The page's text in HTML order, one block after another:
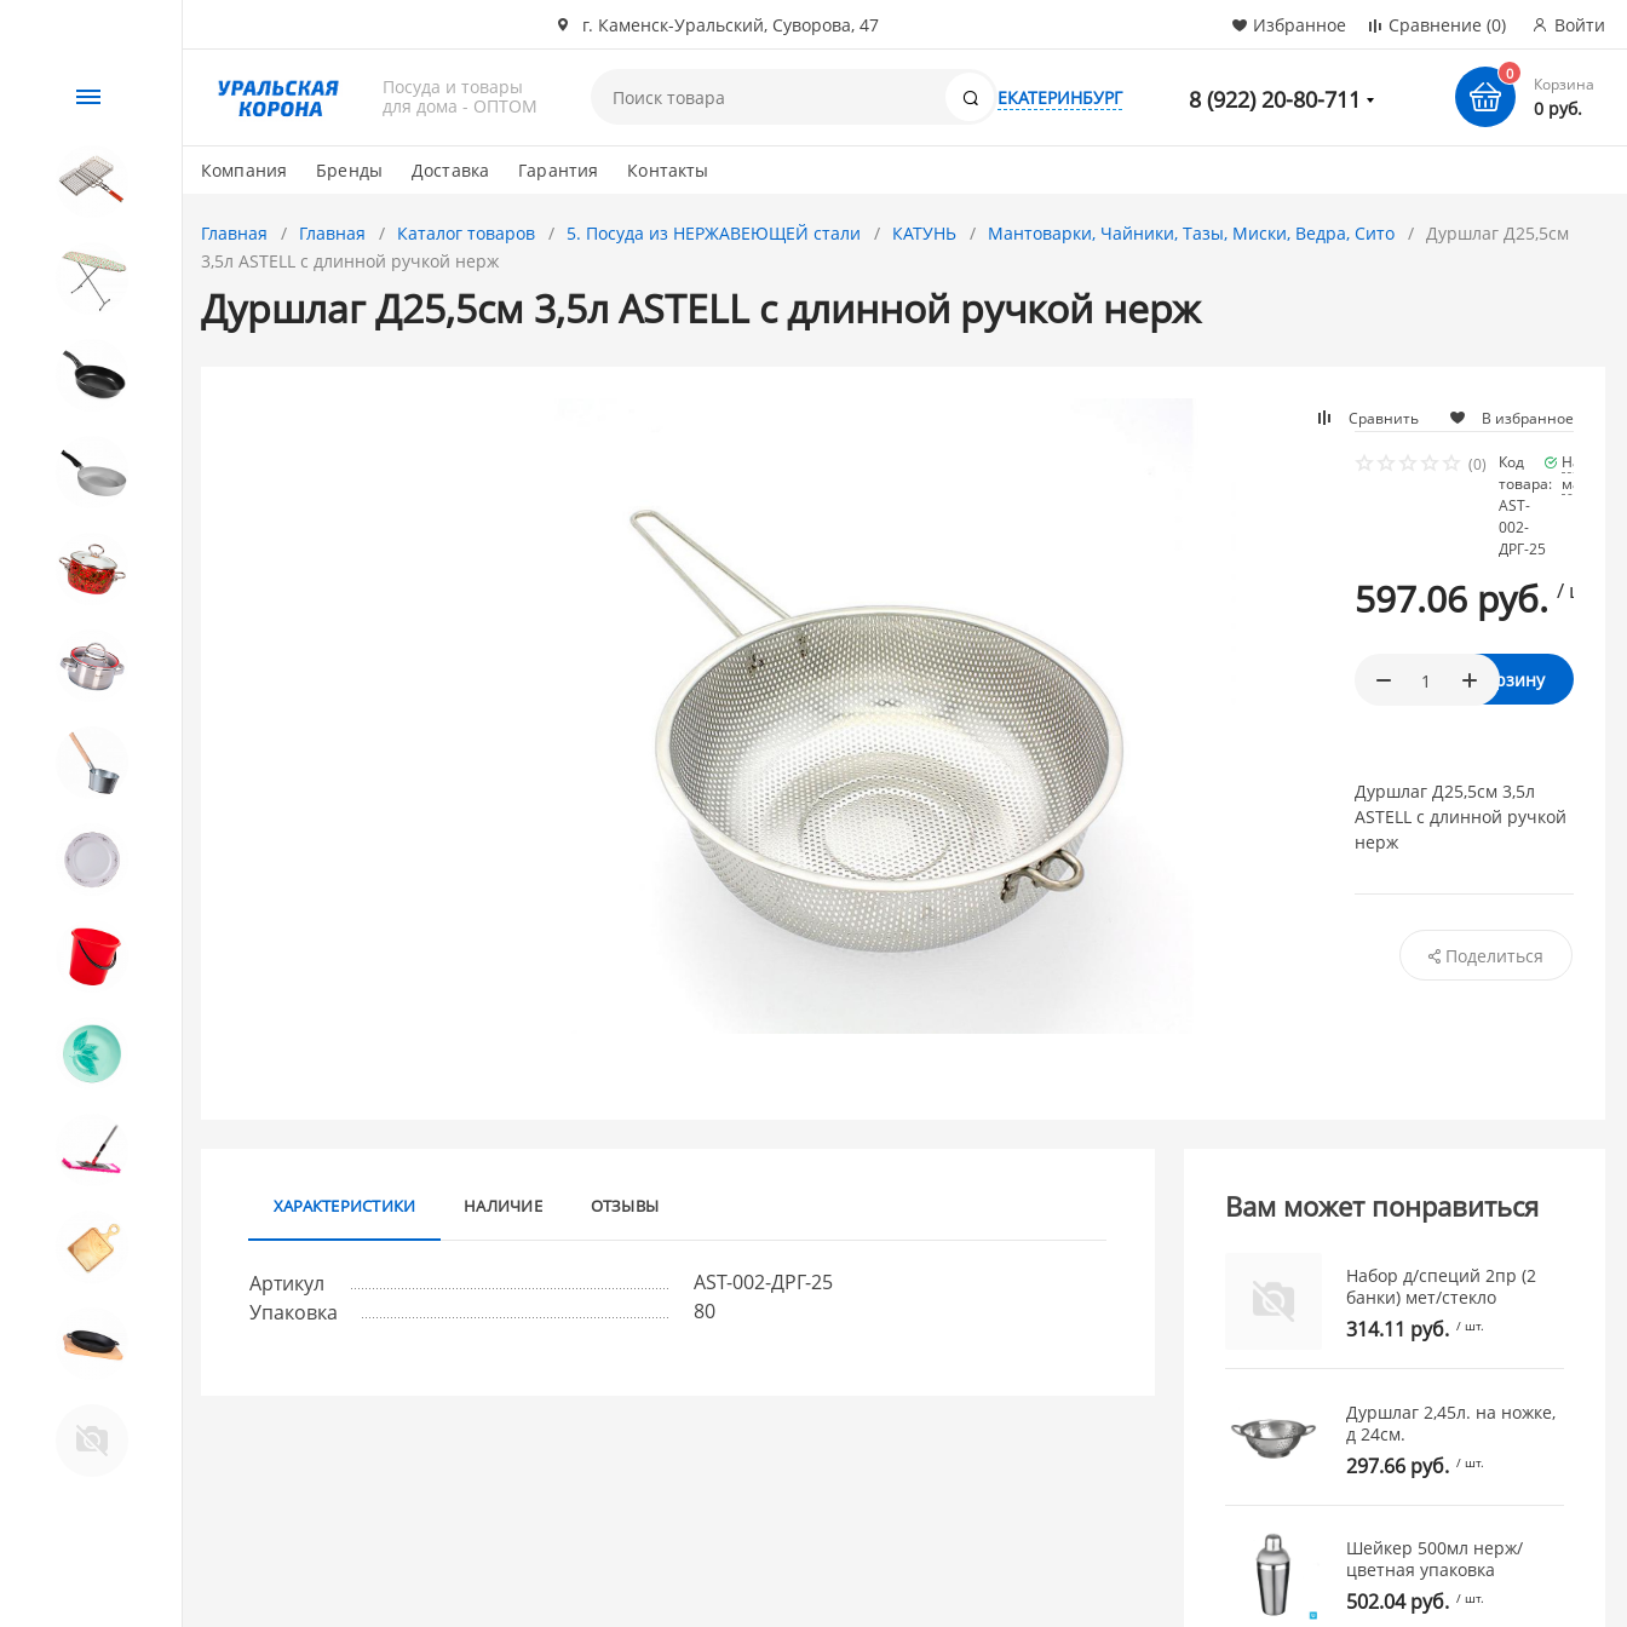
г. Каменск-Уральский, Суворова, 47 Избранное Сравнение (0) Войти
Посуда и товары
для дома - ОПТОМ
Поиск
ЕКАТЕРИНБУРГ 8 (922) 20-80-711
0
Корзина
0 руб.
Компания Бренды Доставка Гарантия Контакты
Каталог
СЕЗОННЫЙ товар
11. Товары для КУХНИ
Главная Главная Каталог товаров 5. Посуда из НЕРЖАВЕЮЩЕЙ стали КАТУНЬ Мантоварки, Чайники, Тазы, Миски, Ведра, Сито
Дуршлаг Д25,5см
3,5л ASTELL с длинной ручкой нерж
Дуршлаг Д25,5см 3,5л ASTELL с длинной ручкой нерж
Сравнить В избранное
(0)
Код
товара:
AST-
002-
ДРГ-25
мало
597.06 руб. / шт.
В корзину
Дуршлаг Д25,5см 3,5л
ASTELL с длинной ручкой
нерж
Поделиться
ХАРАКТЕРИСТИКИ НАЛИЧИЕ ОТЗЫВЫ
Артикул
AST-002-ДРГ-25
Упаковка
80
Вам может понравиться
Набор д/специй 2пр (2
банки) мет/стекло
314.11 руб. / шт.
Дуршлаг 2,45л. на ножке,
д 24см.
297.66 руб. / шт.
Шейкер 500мл нерж/
цветная упаковка
502.04 руб. / шт.